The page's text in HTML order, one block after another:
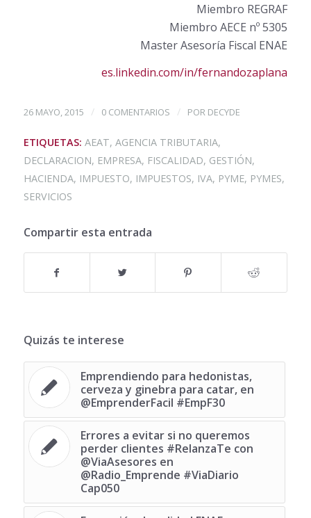
Miembro REGRAF
Miembro AECE nº 5305
Master Asesoría Fiscal ENAE
es.linkedin.com/in/fernandozaplana
26 MAYO, 2015 / 0 COMENTARIOS / POR DECYDE
ETIQUETAS: AEAT, AGENCIA TRIBUTARIA,
DECLARACION, EMPRESA, FISCALIDAD, GESTIÓN,
HACIENDA, IMPUESTO, IMPUESTOS, IVA, PYME, PYMES,
SERVICIOS
Compartir esta entrada
Quizás te interese
Emprendiendo para hedonistas,
cerveza y ginebra para catar, en
@EmprenderFacil #EmpF30
Errores a evitar si no queremos
perder clientes #RelanzaTe con
@ViaAsesores en
@Radio_Emprende #ViaDiario
Cap050